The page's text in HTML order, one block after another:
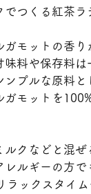
つくる紅茶ラ
モットの香
料や保存料
プルな原料
モットを
クなどと混
ルギーの方
ックスタイ